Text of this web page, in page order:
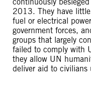
2013. They have
fuel or electrical
government forces,
groups that largely
failed to comply with
they allow UN
deliver aid to civilians